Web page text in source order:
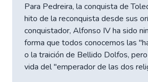
Para Pedreira, la conquista de
hito de la reconquista desde sus
conquistador, Alfonso IV ha sido
forma que todos conocemos las
o la traición de Bellido Dolfos,
vida del "emperador de las dos